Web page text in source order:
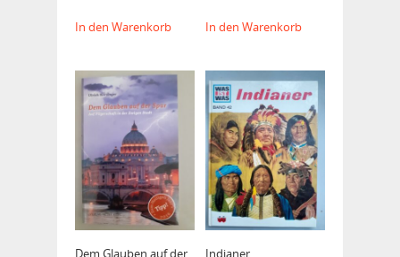
In den Warenkorb In den Warenkorb